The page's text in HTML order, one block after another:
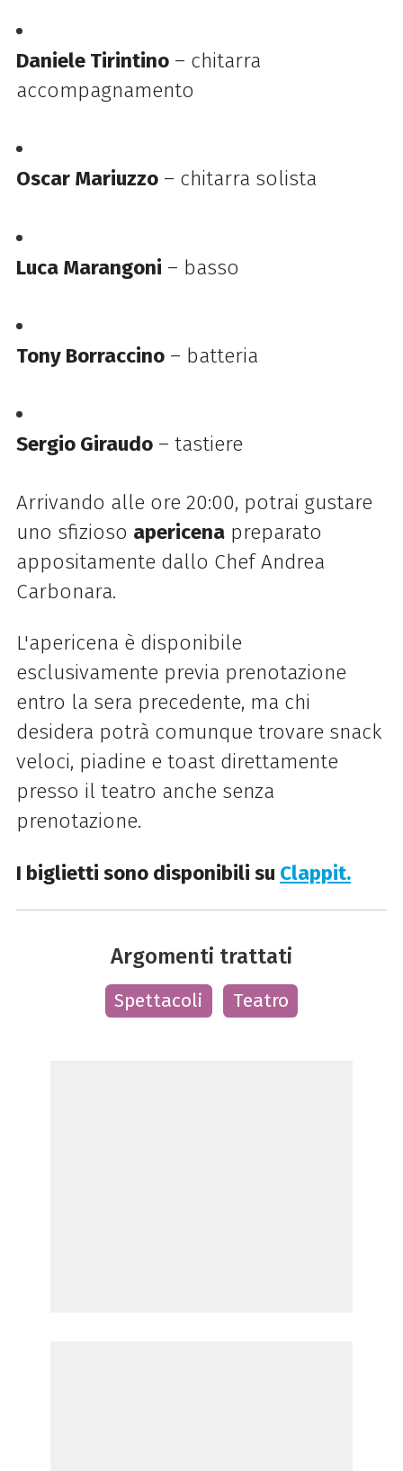
Daniele Tirintino– chitarra
accompagnamento
Oscar Mariuzzo– chitarra solista
Luca Marangoni – basso
Tony Borraccino– batteria
Sergio Giraudo– tastiere
Arrivando alle ore 20:00, potrai gustare
uno sfizioso apericenapreparato
appositamente dallo Chef Andrea
Carbonara.
L'apericena è disponibile
esclusivamente previa prenotazione
entro la sera precedente, ma chi
desidera potrà comunque trovare snack
veloci, piadine e toast direttamente
presso il teatro anche senza
prenotazione.
I biglietti sono disponibili su Clappit.
Argomenti trattati
Spettacoli Teatro